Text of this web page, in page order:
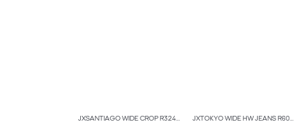
JXSANTIAGO WIDE CROP R324 DNM LN JXTOKYO WIDE HW JEANS R6078 DNM NOOS